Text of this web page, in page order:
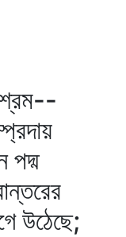
পদ্ম
উঠেছে;